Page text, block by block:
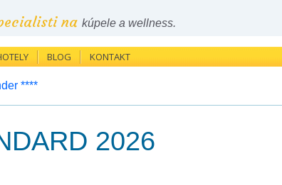
na kúpele a wellness.
BLOG KONTAKT
****
2026